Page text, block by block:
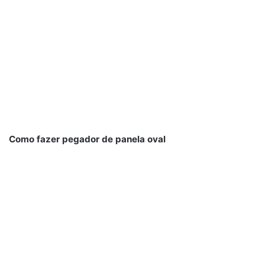
Como fazer pegador de panela oval